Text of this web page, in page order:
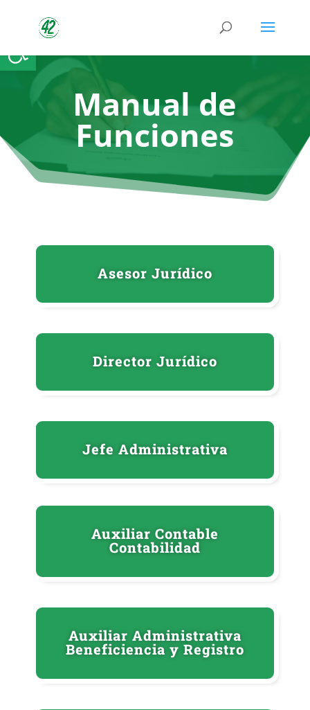
Abrir barra de herramientas
Manual de
Funciones
Asesor Jurídico
Director Jurídico
Jefe Administrativa
Auxiliar Contable
Contabilidad
Auxiliar Administrativa
Beneficiencia y Registro